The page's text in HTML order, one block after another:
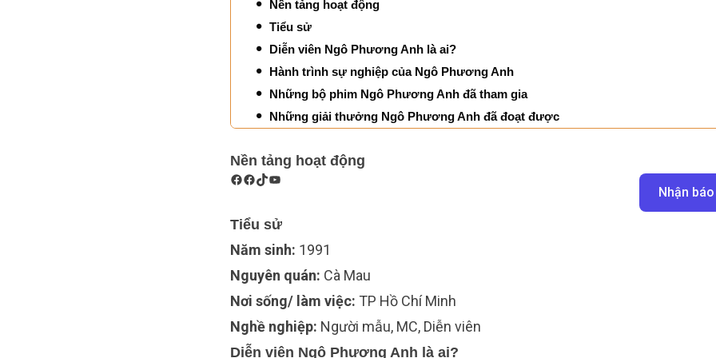
Nền tảng hoạt động
Tiểu sử
Diễn viên Ngô Phương Anh là ai?
Hành trình sự nghiệp của Ngô Phương Anh
Những bộ phim Ngô Phương Anh đã tham gia
Những giải thưởng Ngô Phương Anh đã đoạt được
Nền tảng hoạt động
Nhận
Tiểu sử
Năm sinh: 1991
Nguyên quán: Cà Mau
Nơi sống/ làm việc: TP Hồ Chí Minh
Nghề nghiệp: Người mẫu, MC, Diễn viên
Diễn viên Ngô Phương Anh là ai?